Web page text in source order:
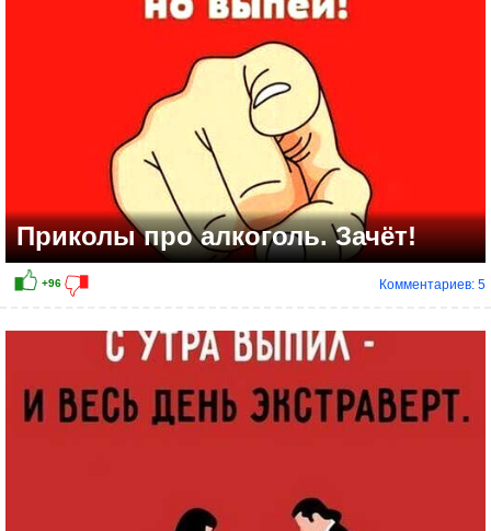
Приколы про алкоголь. Зачёт!
Комментариев: 5